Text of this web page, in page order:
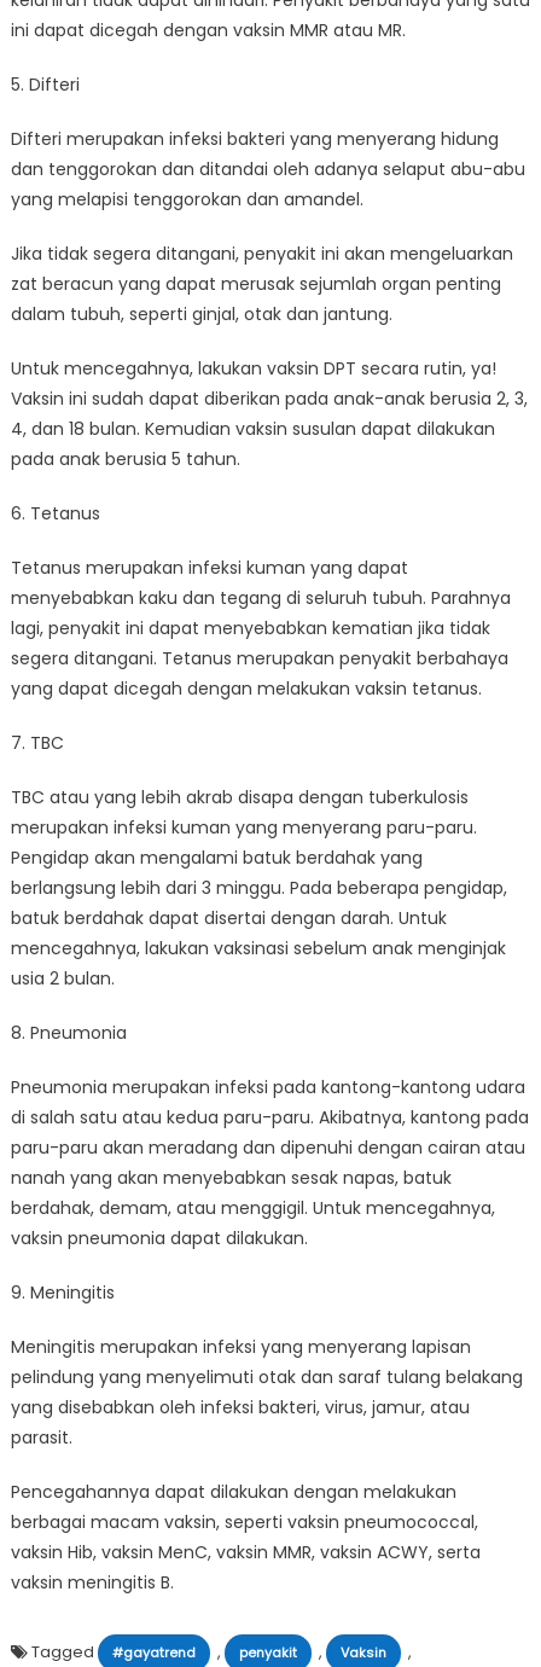
ini dapat dicegah dengan vaksin MMR atau MR.
5. Difteri
Difteri merupakan infeksi bakteri yang menyerang hidung
dan tenggorokan dan ditandai oleh adanya selaput abu-abu
yang melapisi tenggorokan dan amandel.
Jika tidak segera ditangani, penyakit ini akan mengeluarkan
zat beracun yang dapat merusak sejumlah organ penting
dalam tubuh, seperti ginjal, otak dan jantung.
Untuk mencegahnya, lakukan vaksin DPT secara rutin, ya!
Vaksin ini sudah dapat diberikan pada anak-anak berusia 2, 3,
4, dan 18 bulan. Kemudian vaksin susulan dapat dilakukan
pada anak berusia 5 tahun.
6. Tetanus
Tetanus merupakan infeksi kuman yang dapat
menyebabkan kaku dan tegang di seluruh tubuh. Parahnya
lagi, penyakit ini dapat menyebabkan kematian jika tidak
segera ditangani. Tetanus merupakan penyakit berbahaya
yang dapat dicegah dengan melakukan vaksin tetanus.
7. TBC
TBC atau yang lebih akrab disapa dengan tuberkulosis
merupakan infeksi kuman yang menyerang paru-paru.
Pengidap akan mengalami batuk berdahak yang
berlangsung lebih dari 3 minggu. Pada beberapa pengidap,
batuk berdahak dapat disertai dengan darah. Untuk
mencegahnya, lakukan vaksinasi sebelum anak menginjak
usia 2 bulan.
8. Pneumonia
Pneumonia merupakan infeksi pada kantong-kantong udara
di salah satu atau kedua paru-paru. Akibatnya, kantong pada
paru-paru akan meradang dan dipenuhi dengan cairan atau
nanah yang akan menyebabkan sesak napas, batuk
berdahak, demam, atau menggigil. Untuk mencegahnya,
vaksin pneumonia dapat dilakukan.
9. Meningitis
Meningitis merupakan infeksi yang menyerang lapisan
pelindung yang menyelimuti otak dan saraf tulang belakang
yang disebabkan oleh infeksi bakteri, virus, jamur, atau
parasit.
Pencegahannya dapat dilakukan dengan melakukan
berbagai macam vaksin, seperti vaksin pneumococcal,
vaksin Hib, vaksin MenC, vaksin MMR, vaksin ACWY, serta
vaksin meningitis B.
Tagged #gayatrend , penyakit , Vaksin ,